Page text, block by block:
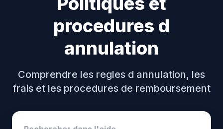
procedures d
annulation
Comprendre les regles d annulation, les
frais et les procedures de remboursement